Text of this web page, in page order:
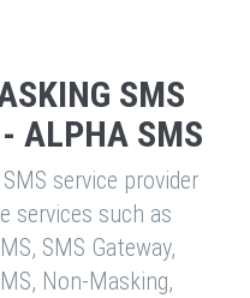
SMS
ALPHA SMS
service provider
services such as
SMS Gateway,
Non-Masking,